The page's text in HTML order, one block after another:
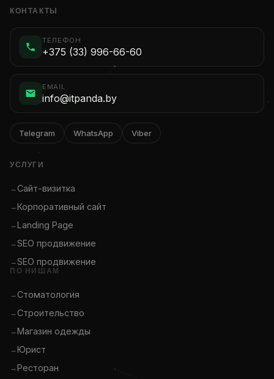
КОНТАКТЫ
ТЕЛЕФОН
+375 (33) 996-66-60
EMAIL
info@itpanda.by
Telegram WhatsApp Viber
УСЛУГИ
Сайт-визитка
Корпоративный сайт
Landing Page
SEO продвижение
SEO продвижение
ПО НИШАМ
Стоматология
Строительство
Магазин одежды
Юрист
Ресторан